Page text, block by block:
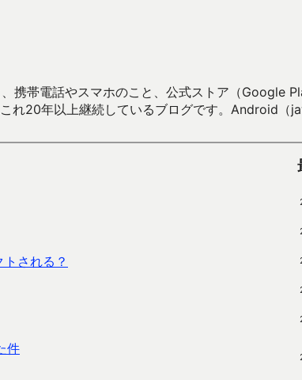
携帯電話やスマホのこと、公式ストア（Google
れ20年以上継続しているブログです。Android
される？
件